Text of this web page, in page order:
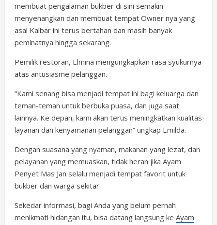
membuat pengalaman bukber di sini semakin
menyenangkan dan membuat tempat Owner nya yang
asal Kalbar ini terus bertahan dan masih banyak
peminatnya hingga sekarang.
Pemilik restoran, Elmina mengungkapkan rasa syukurnya
atas antusiasme pelanggan.
“Kami senang bisa menjadi tempat ini bagi keluarga dan
teman-teman untuk berbuka puasa, dan juga saat
lainnya. Ke depan, kami akan terus meningkatkan kualitas
layanan dan kenyamanan pelanggan” ungkap Emilda.
Dengan suasana yang nyaman, makanan yang lezat, dan
pelayanan yang memuaskan, tidak heran jika Ayam
Penyet Mas Jan selalu menjadi tempat favorit untuk
bukber dan warga sekitar.
Sekedar informasi, bagi Anda yang belum pernah
menikmati hidangan itu, bisa datang langsung ke Ayam